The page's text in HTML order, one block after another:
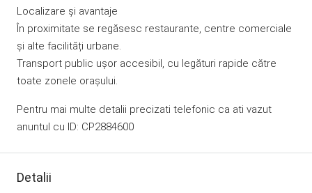
Localizare și avantaje
În proximitate se regăsesc restaurante, centre comerciale
și alte facilități urbane.
Transport public ușor accesibil, cu legături rapide către
toate zonele orașului.
Pentru mai multe detalii precizati telefonic ca ati vazut
anuntul cu ID: CP2884600
Detalii